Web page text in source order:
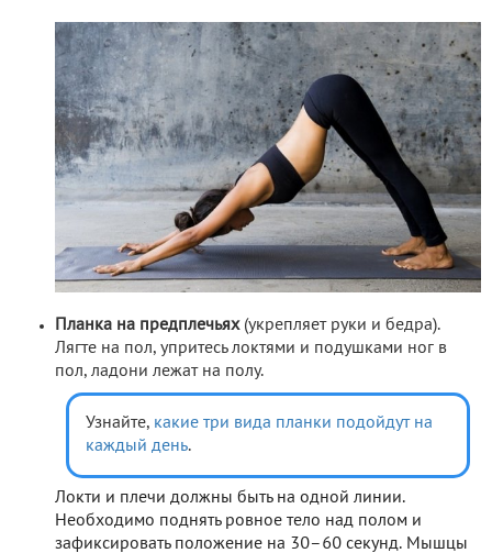
Планка на предплечьях(укрепляет руки и бедра).
Лягте на пол, упритесь локтями и подушками ног в
пол, ладони лежат на полу.
Узнайте, какие три вида планки подойдут на
каждый день.
Локти и плечи должны быть на одной линии.
Необходимо поднять ровное тело над полом и
зафиксировать положение на 30–60 секунд. Мышцы